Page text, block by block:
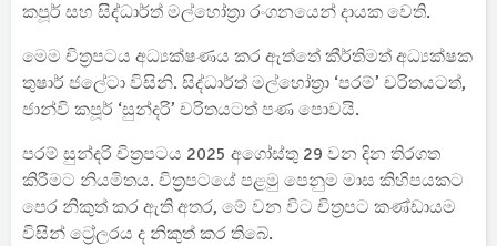
කපූර් සහ සිද්ධාර්ත් මල්හෝත්‍රා රංගනයෙන් දායක වෙති.
මෙම චිත්‍රපටය අධ්‍යක්ෂණය කර ඇත්තේ කීර්තිමත් අධ්‍යක්ෂක
තුෂාර් ජලේටා විසිනි. සිද්ධාර්ත් මල්හෝත්‍රා ‘පරම්’ චරිතයටත්,
ජාන්වි කපූර් ‘සුන්දරි’ චරිතයටත් පණ පොවයි.
පරම් සුන්දරි චිත්‍රපටය 2025 අගෝස්තු 29 වන දින තිරගත
කිරීමට නියමිතය. චිත්‍රපටයේ පළමු පෙනුම මාස කිහිපයකට
පෙර නිකුත් කර ඇති අතර, මේ වන විට චිත්‍රපට කණ්ඩායම
විසින් ට්‍රේලරය ද නිකුත් කර තිබේ.